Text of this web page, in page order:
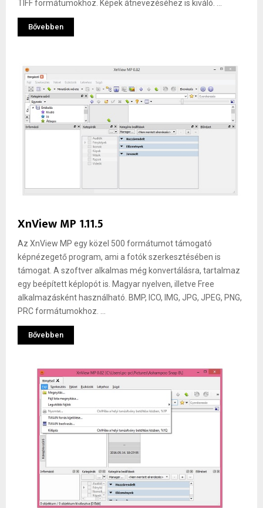
TIFF formátumokhoz. Képek átnevezéséhez is kiváló. ...
Bővebben
XnView MP 1.11.5
Az XnView MP egy közel 500 formátumot támogató
képnézegető program, ami a fotók szerkesztésében is
támogat. A szoftver alkalmas még konvertálásra, tartalmaz
egy beépített képlopót is. Magyar nyelven, illetve Free
alkalmazásként használható. BMP, ICO, IMG, JPG, JPEG, PNG,
PRC formátumokhoz. ...
Bővebben